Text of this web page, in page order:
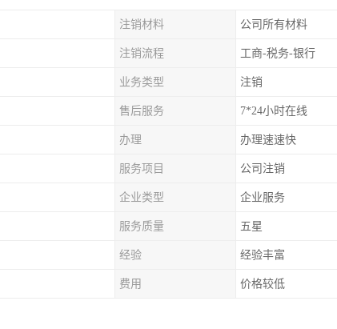
注销材料 公司所有材料
注销流程 工商-税务-银行
业务类型 注销
售后服务 7*24小时在线
办理 办理速速快
服务项目 公司注销
企业类型 企业服务
服务质量 五星
经验 经验丰富
费用 价格较低